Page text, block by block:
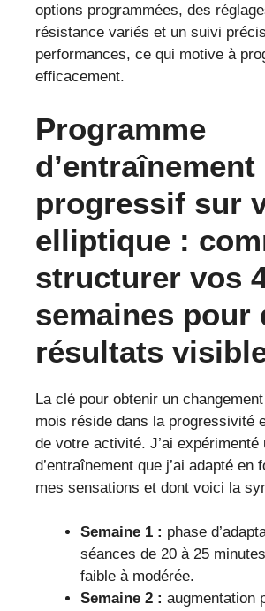
options programmées, des
résistance variés et un suivi
performances, ce qui motive à
efficacement.
Programme
d’entraînement
progressif sur
elliptique :
structurer vos
semaines pour
résultats
La clé pour obtenir un
mois réside dans la progressivité
de votre activité. J’ai expérimenté
d’entraînement que j’ai adapté en
mes sensations et dont voici la
Semaine 1 : phase
séances de 20 à 25
faible à modérée.
Semaine 2 : augmentation